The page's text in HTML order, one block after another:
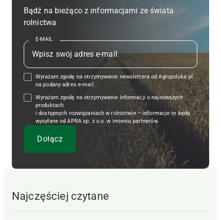
Bądź na bieżąco z informacjami ze świata
rolnictwa
E-MAIL
Wyrażam zgodę na otrzymywanie newslettera od Agropolska.pl
na podany adres e-mail.
Wyrażam zgodę na otrzymywanie informacji o najnowszych
produktach
i dostępnych rozwiązaniach w rolnictwie – informacje te będą
wysyłane od APRA sp. z o.o. w imieniu partnerów.
Najczęściej czytane